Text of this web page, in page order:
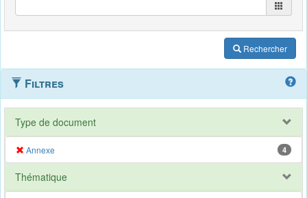
Rechercher
Filtres
Type de document
Annexe 4
Thématique